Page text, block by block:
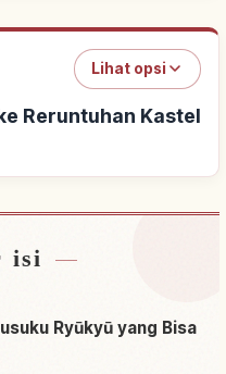
Lihat opsi
Reruntuhan Kastel
Kastel Za Ki
Kastel Za Ki Aji
isi
Ryūkyū yang Bisa